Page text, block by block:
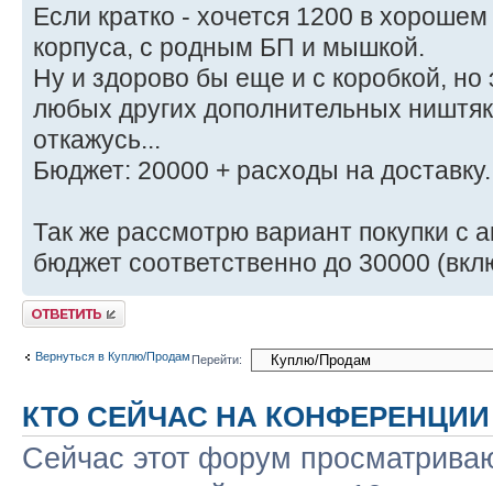
Если кратко - хочется 1200 в
корпуса, с родным БП и мышкой.
Ну и здорово бы еще и с коробкой, но
любых других дополнительных
откажусь...
Бюджет: 20000 + расходы на доставку.
Так же рассмотрю вариант покупки с
бюджет соответственно до 30000
Ответить
Вернуться в Куплю/Продам Перейти:
КТО СЕЙЧАС НА КОНФЕРЕНЦИИ
Сейчас этот форум